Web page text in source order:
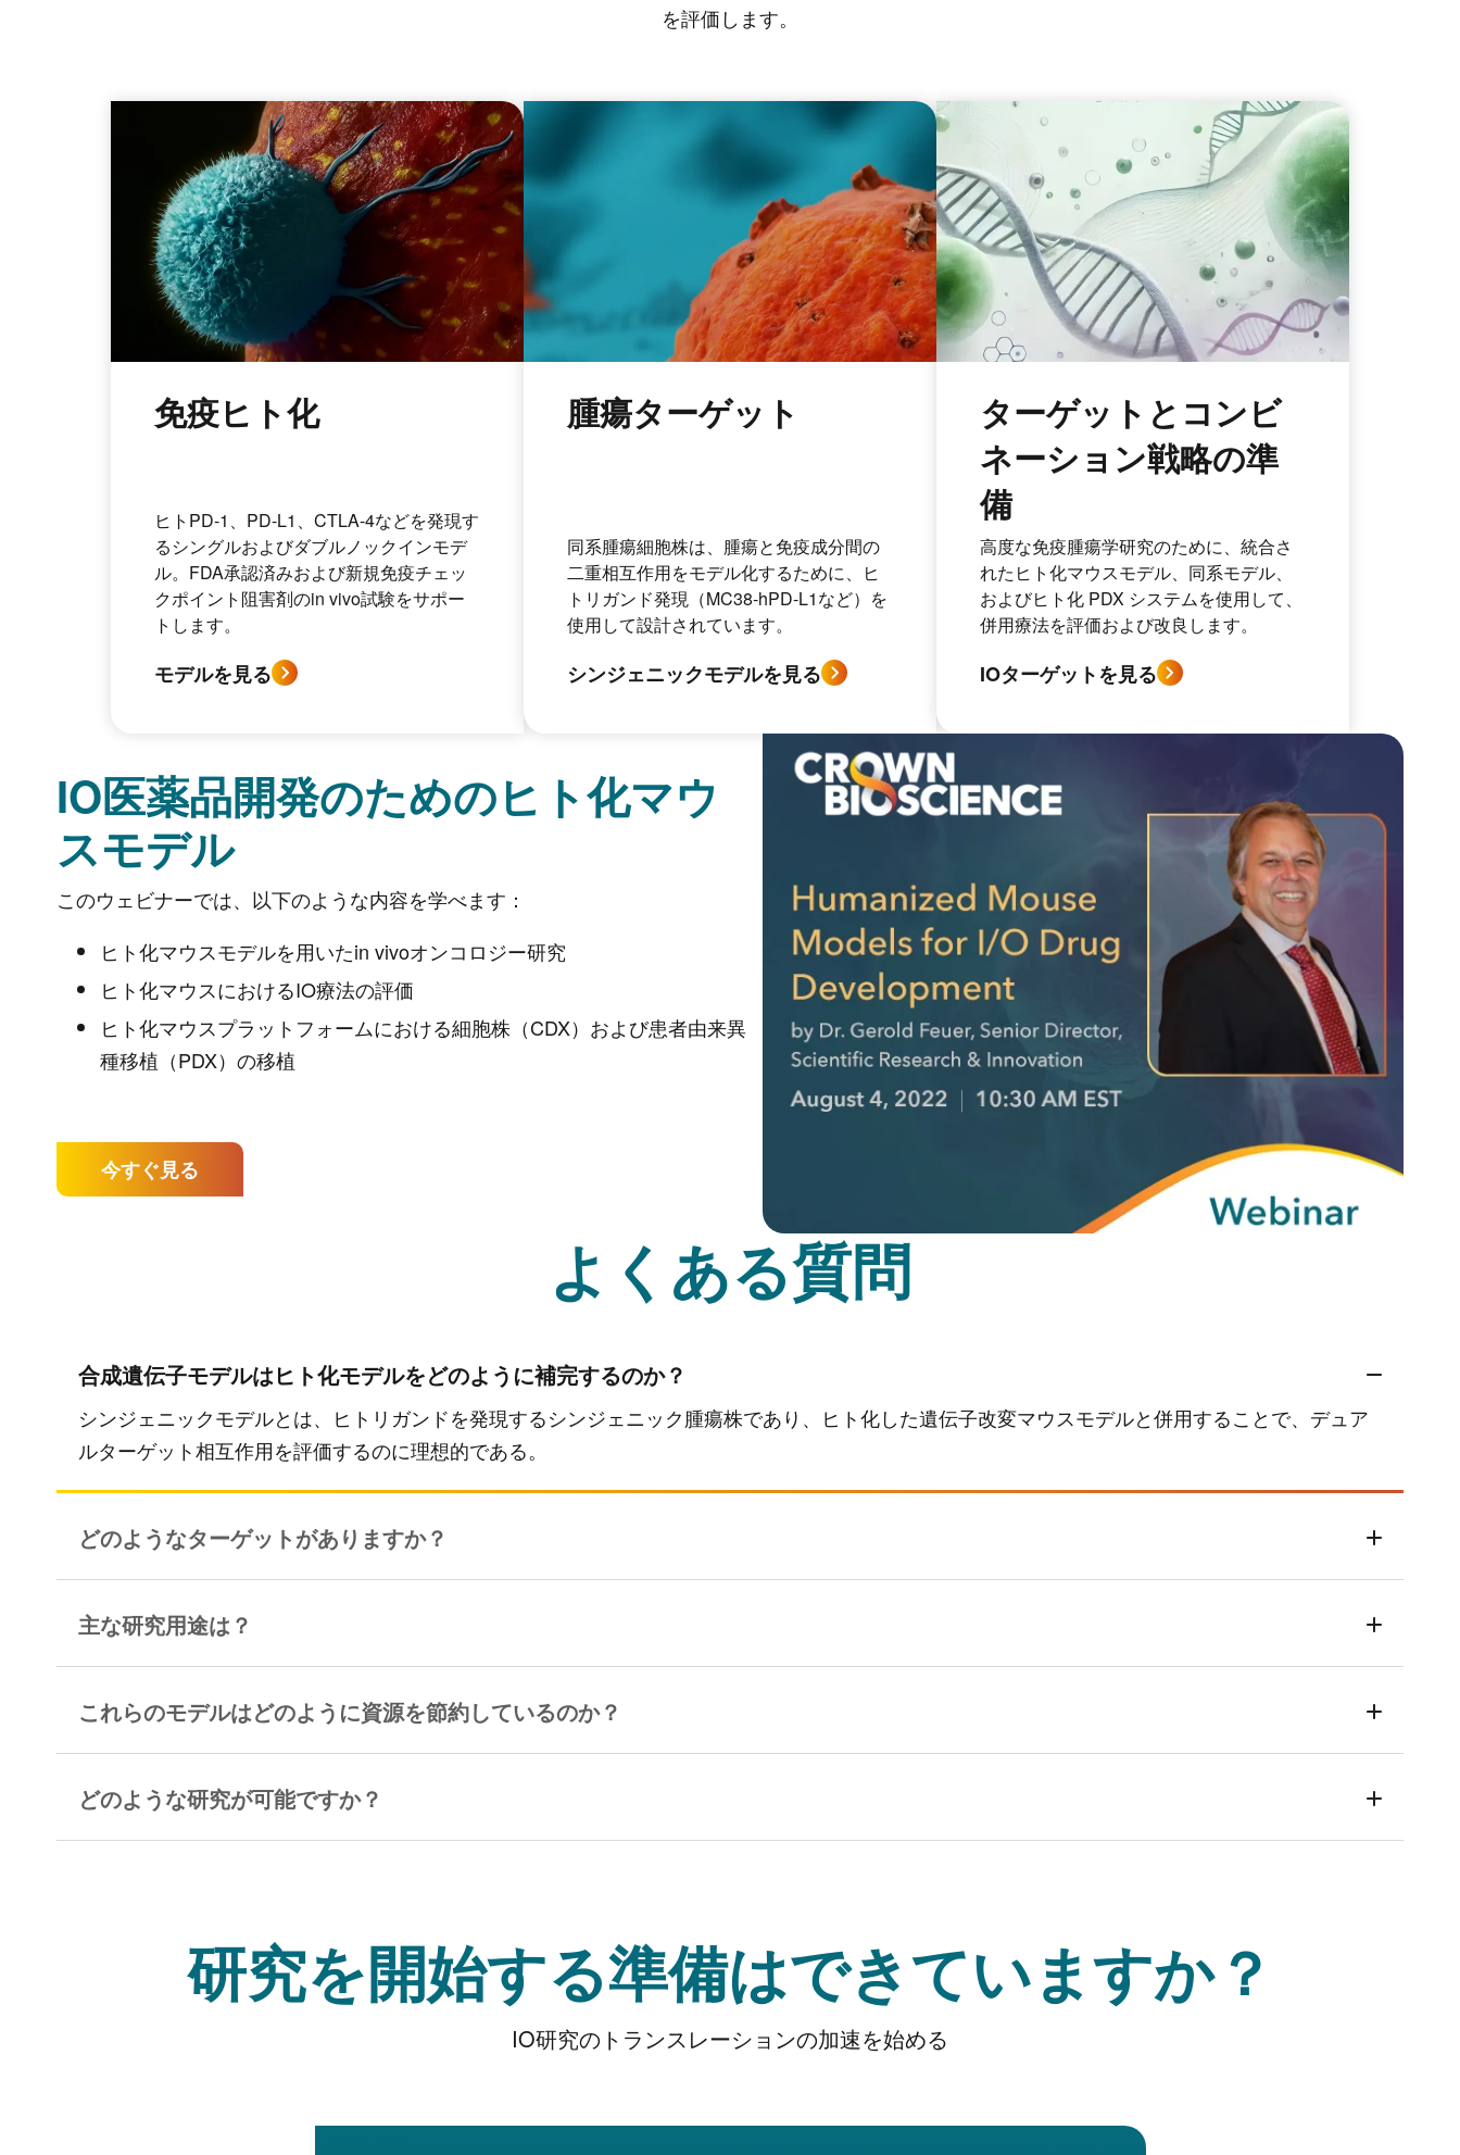
を評価します。
免疫ヒト化
ヒトPD-1、PD-L1、CTLA-4などを発現す
るシングルおよびダブルノックインモデ
ル。FDA承認済みおよび新規免疫チェッ
クポイント阻害剤のin vivo試験をサポー
トします。
モデルを見る
腫瘍ターゲット
同系腫瘍細胞株は、腫瘍と免疫成分間の
二重相互作用をモデル化するために、ヒ
トリガンド発現（MC38-hPD-L1など）を
使用して設計されています。
シンジェニックモデルを見る
ターゲットとコンビ
ネーション戦略の準
備
高度な免疫腫瘍学研究のために、統合さ
れたヒト化マウスモデル、同系モデル、
およびヒト化 PDX システムを使用して、
併用療法を評価および改良します。
IOターゲットを見る
IO医薬品開発のためのヒト化マウ
スモデル
このウェビナーでは、以下のような内容を学べます：
ヒト化マウスモデルを用いたin vivoオンコロジー研究
ヒト化マウスにおけるIO療法の評価
ヒト化マウスプラットフォームにおける細胞株（CDX）および患者由来異
種移植（PDX）の移植
今すぐ見る
よくある質問
合成遺伝子モデルはヒト化モデルをどのように補完するのか？
シンジェニックモデルとは、ヒトリガンドを発現するシンジェニック腫瘍株であり、ヒト化した遺伝子改変マウスモデルと併用することで、デュア
ルターゲット相互作用を評価するのに理想的である。
どのようなターゲットがありますか？
主な研究用途は？
これらのモデルはどのように資源を節約しているのか？
どのような研究が可能ですか？
研究を開始する準備はできていますか？
IO研究のトランスレーションの加速を始める